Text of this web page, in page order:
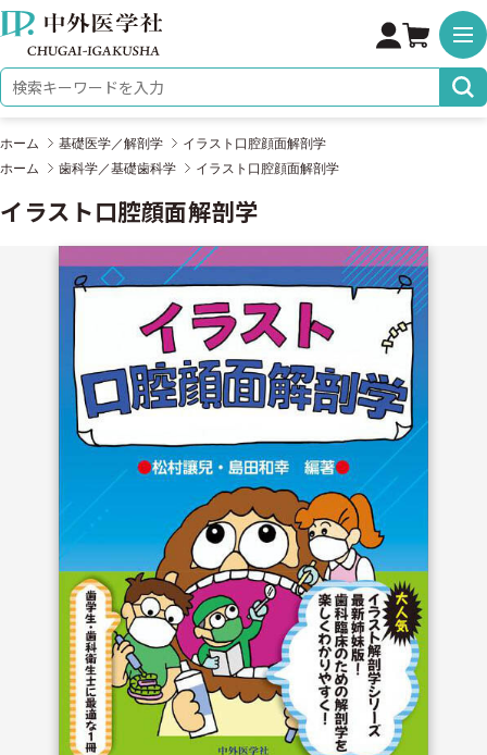
株式会社 中外医学社
検索キーワード
ホーム 基礎医学／解剖学
イラスト口腔顔面解剖学
ホーム
歯科学／基礎歯科学 イラスト口腔顔面解剖学
イラスト口腔顔面解剖学